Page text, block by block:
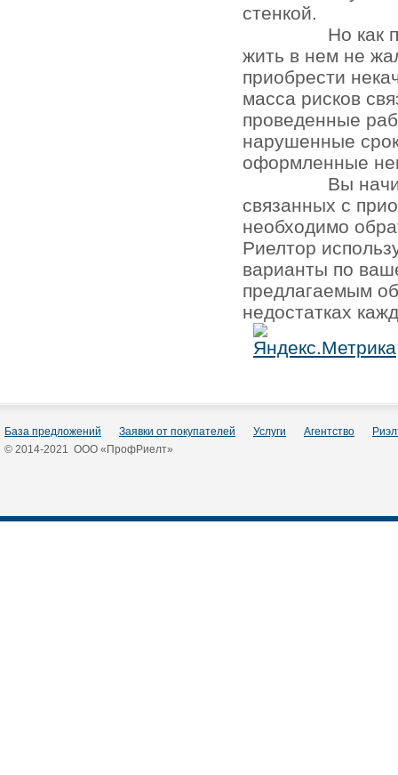
стенкой.
Но как
жить в нем не
приобрести
масса рисков
проведенные
нарушенные
оформленные
Вы
связанных с
необходимо
Риелтор
варианты по
предлагаемым
недостатках
База предложений Заявки от покупателей Услуги Агентство
© 2014-2021 ООО «ПрофРиелт»